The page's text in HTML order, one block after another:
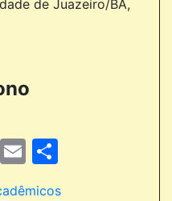
de Juazeiro/BA,
Facebook
Email